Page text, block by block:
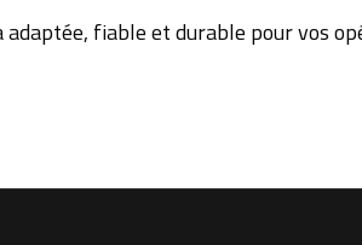
fiable et durable pour vos